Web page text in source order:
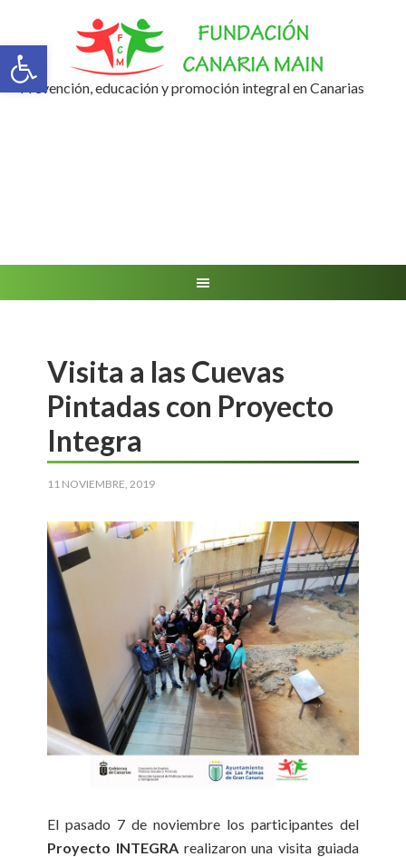
Abrir barra de herramientas
Prevención, educación y promoción integral en Canarias
Visita a las Cuevas
Pintadas con Proyecto
Integra
11 NOVIEMBRE, 2019
El pasado 7 de noviembre los participantes del
Proyecto INTEGRA realizaron una visita guiada